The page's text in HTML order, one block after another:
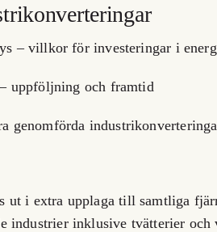
– villkor för investeringar i
uppföljning och framtid
genomförda
ut i extra upplaga till samtliga
industrier inklusive tvätterier